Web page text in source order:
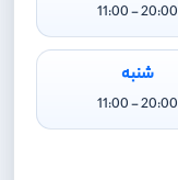
20:00 - 11:00
شنبه
20:00 - 11:00